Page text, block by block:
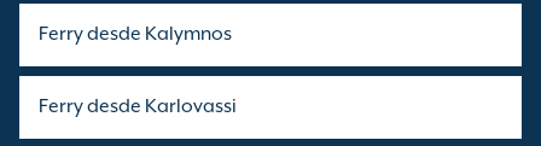
Ferry desde Kalymnos
Ferry desde Karlovassi